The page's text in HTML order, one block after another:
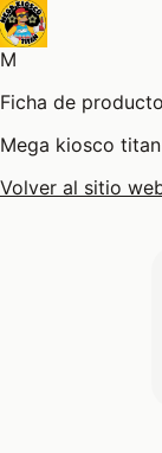
M
Ficha de producto
Mega kiosco titan
Volver al sitio